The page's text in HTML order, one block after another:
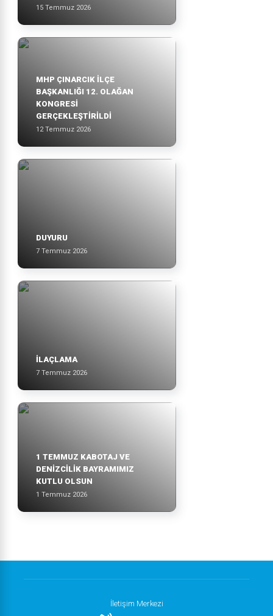
15 Temmuz 2026
MHP ÇINARCIK İLÇE
BAŞKANLIĞI 12. OLAĞAN
KONGRESİ
GERÇEKLEŞTİRİLDİ
12 Temmuz 2026
DUYURU
7 Temmuz 2026
İLAÇLAMA
7 Temmuz 2026
1 TEMMUZ KABOTAJ VE
DENİZCİLİK BAYRAMIMIZ
KUTLU OLSUN
1 Temmuz 2026
İletişim Merkezi